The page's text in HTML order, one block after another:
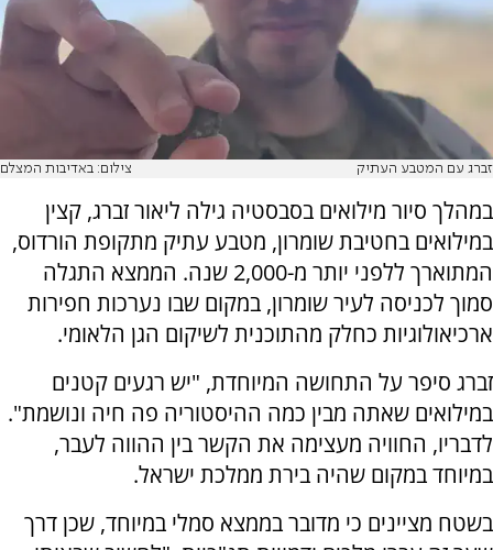
זברג עם המטבע העתיק צילום: באדיבות המצלם
במהלך סיור מילואים בסבסטיה גילה ליאור זברג, קצין
במילואים בחטיבת שומרון, מטבע עתיק מתקופת הורדוס,
המתוארך ללפני יותר מ-2,000 שנה. הממצא התגלה
סמוך לכניסה לעיר שומרון, במקום שבו נערכות חפירות
ארכיאולוגיות כחלק מהתוכנית לשיקום הגן הלאומי.
זברג סיפר על התחושה המיוחדת, "יש רגעים קטנים
במילואים שאתה מבין כמה ההיסטוריה פה חיה ונושמת".
לדבריו, החוויה מעצימה את הקשר בין ההווה לעבר,
במיוחד במקום שהיה בירת ממלכת ישראל.
בשטח מציינים כי מדובר בממצא סמלי במיוחד, שכן דרך